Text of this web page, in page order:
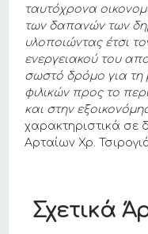
Σχετικά
ταυτόχρονα
των δαπανών των
υλοποιώντας έτσι
ενεργειακού του
σωστό δρόμο για τη
φιλικών προς το
και στην
χαρακτηριστικά σε
Αρταίων Χρ.